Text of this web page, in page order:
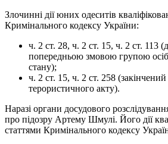
Злочинні дії юних одеситів
Кримінального кодексу України:
ч. 2 ст. 28, ч. 2 ст. 15, ч. 2 ст. 113
попередньою змовою групою
стану);
ч. 2 ст. 15, ч. 2 ст. 258
терористичного акту).
Наразі органи досудового
про підозру Артему Шмулі. Його дії
статтями Кримінального кодексу